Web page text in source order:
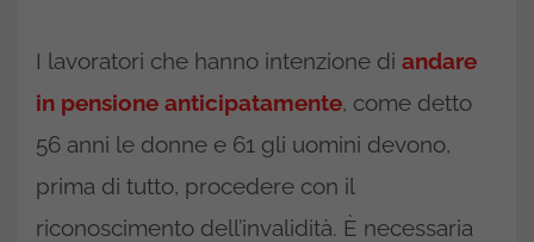
I lavoratori che hanno intenzione di andare
in pensione anticipatamente, come detto
56 anni le donne e 61 gli uomini devono,
prima di tutto, procedere con il
riconoscimento dell’invalidità. È necessaria